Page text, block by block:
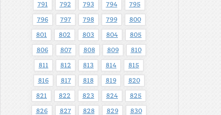
791 792 793 794 795
796 797 798 799 800
801 802 803 804 805
806 807 808 809 810
811 812 813 814 815
816 817 818 819 820
821 822 823 824 825
826 827 828 829 830